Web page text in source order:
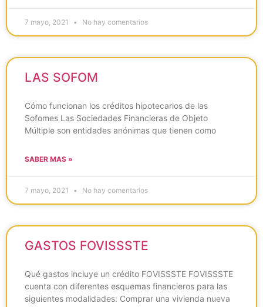
7 mayo, 2021 No hay comentarios
LAS SOFOM
Cómo funcionan los créditos hipotecarios de las
Sofomes Las Sociedades Financieras de Objeto
Múltiple son entidades anónimas que tienen como
SABER MAS »
7 mayo, 2021 No hay comentarios
GASTOS FOVISSSTE
Qué gastos incluye un crédito FOVISSSTE FOVISSSTE
cuenta con diferentes esquemas financieros para las
siguientes modalidades: Comprar una vivienda nueva